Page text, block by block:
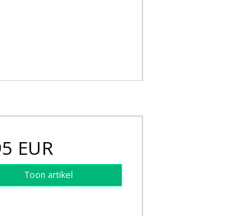
EUR
Toon artikel